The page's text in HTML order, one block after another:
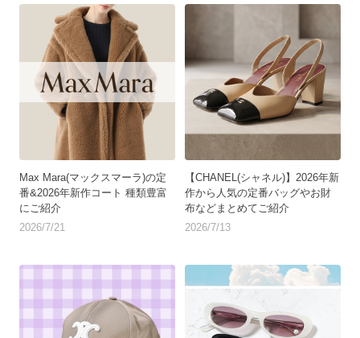
Max Mara(マックスマーラ)の定
番&2026年新作コート 種類豊富
にご紹介
2026/7/21
【CHANEL(シャネル)】2026年新
作から人気の定番バッグやお財
布などまとめてご紹介
2026/7/13